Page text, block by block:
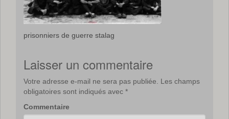
prisonniers de guerre stalag
Laisser un commentaire
Votre adresse e-mail ne sera pas publiée.
Les champs
obligatoires sont indiqués avec *
Commentaire